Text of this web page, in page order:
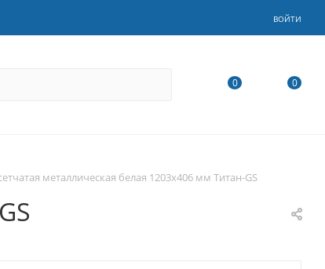
ВОЙТИ
0 0
металлическая белая 1203х406 мм Титан-GS